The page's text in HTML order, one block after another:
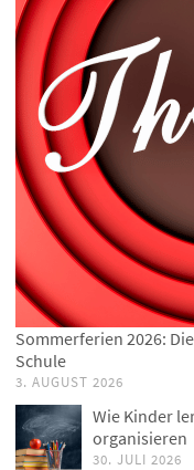
Sommerferien 2026:
Schule
3. AUGUST 2026
Wie Kinder
organisieren
30. JULI 2026